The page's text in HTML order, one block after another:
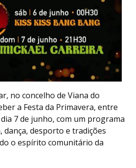
no concelho de Viana do
a Festa da Primavera, entre
7 de junho, com um programa
dança, desporto e tradições
o espírito comunitário da